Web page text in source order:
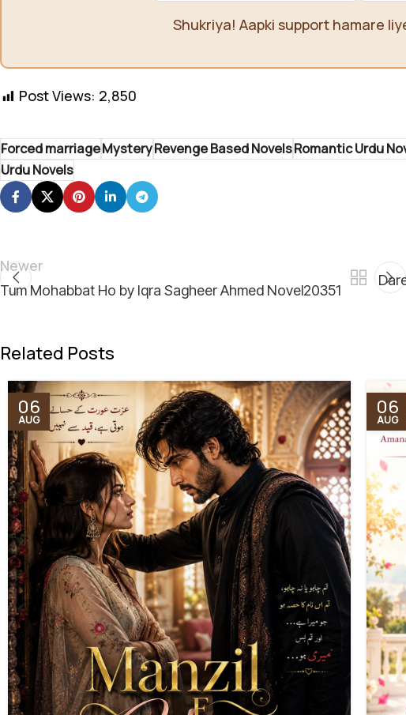
Shukriya! Aapki support hamare
Post Views: 2,850
Forced marriageMysteryRevenge Based NovelsRomantic Urdu
Urdu Novels
Newer
Tum Mohabbat Ho by Iqra Sagheer Ahmed Novel20351
Related Posts
06
AUG
06
AUG